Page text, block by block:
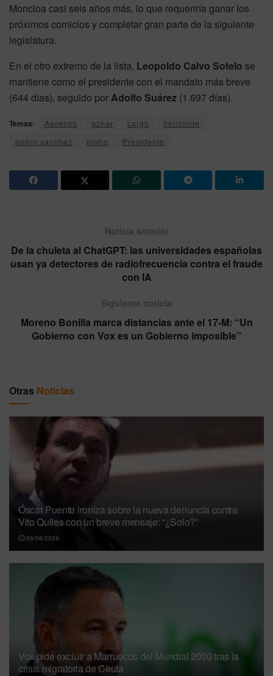
Moncloa casi seis años más, lo que requeriría ganar los
próximos comicios y completar gran parte de la siguiente
legislatura.
En el otro extremo de la lista, Leopoldo Calvo Sotelo se
mantiene como el presidente con el mandato más breve
(644 días), seguido por Adolfo Suárez (1.697 días).
Temas: Ascenso aznar cargo
horizonte
pedro sanchez
podio Presidente
Noticia anterior
De la chuleta al ChatGPT: las universidades españolas
usan ya detectores de radiofrecuencia contra el fraude
con IA
Siguiente noticia
Moreno Bonilla marca distancias ante el 17-M: “Un
Gobierno con Vox es un Gobierno imposible”
Otras Noticias
Óscar Puente ironiza sobre la nueva denuncia contra
Vito Quiles con un breve mensaje: “¿Solo?”
06/08/2026
Vox pide excluir a Marruecos del Mundial 2030 tras la
crisis migratoria de Ceuta